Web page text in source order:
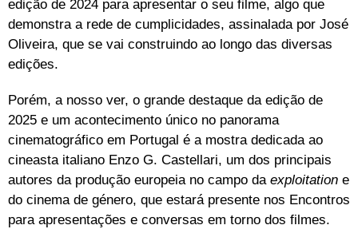
edição de 2024 para apresentar o seu filme, algo que
demonstra a rede de cumplicidades, assinalada por José
Oliveira, que se vai construindo ao longo das diversas
edições.
Porém, a nosso ver, o grande destaque da edição de
2025 e um acontecimento único no panorama
cinematográfico em Portugal é a mostra dedicada ao
cineasta italiano Enzo G. Castellari, um dos principais
autores da produção europeia no campo da exploitation e
do cinema de género, que estará presente nos Encontros
para apresentações e conversas em torno dos filmes.